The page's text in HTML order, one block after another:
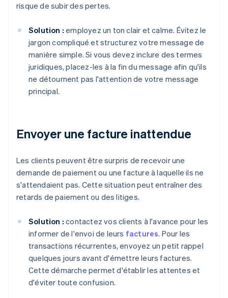
risque de subir des pertes.
Solution : employez un ton clair et calme. Évitez le
jargon compliqué et structurez votre message de
manière simple. Si vous devez inclure des termes
juridiques, placez-les à la fin du message afin qu'ils
ne détournent pas l'attention de votre message
principal.
Envoyer une facture inattendue
Les clients peuvent être surpris de recevoir une
demande de paiement ou une facture à laquelle ils ne
s'attendaient pas. Cette situation peut entraîner des
retards de paiement ou des litiges.
Solution : contactez vos clients à l'avance pour les
informer de l'envoi de leurs factures. Pour les
transactions récurrentes, envoyez un petit rappel
quelques jours avant d'émettre leurs factures.
Cette démarche permet d'établir les attentes et
d'éviter toute confusion.